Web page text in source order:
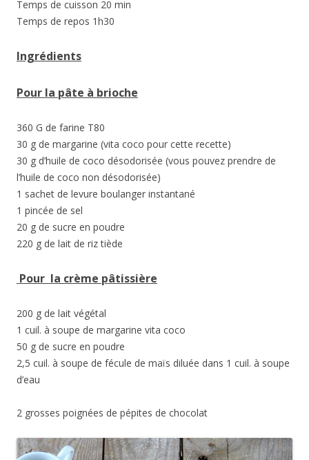
Temps de cuisson 20 min
Temps de repos 1h30
Ingrédients
Pour la pâte à brioche
360 G de farine T80
30 g de margarine (vita coco pour cette recette)
30 g d’huile de coco désodorisée (vous pouvez prendre de
l’huile de coco non désodorisée)
1 sachet de levure boulanger instantané
1 pincée de sel
20 g de sucre en poudre
220 g de lait de riz tiède
Pour la crème pâtissière
200 g de lait végétal
1 cuil. à soupe de margarine vita coco
50 g de sucre en poudre
2,5 cuil. à soupe de fécule de maïs diluée dans 1 cuil. à soupe
d’eau
2 grosses poignées de pépites de chocolat